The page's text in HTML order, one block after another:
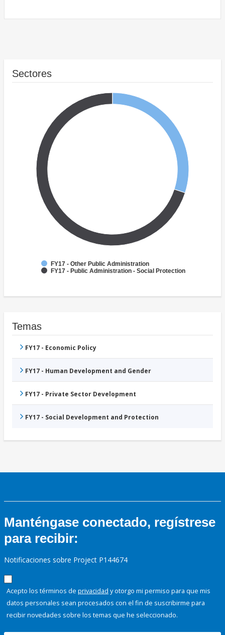
Sectores
FY17 - Other Public Administration
FY17 - Public Administration - Social Protection
Temas
FY17 - Economic Policy
FY17 - Human Development and Gender
FY17 - Private Sector Development
FY17 - Social Development and Protection
Manténgase conectado, regístrese
para recibir:
Notificaciones sobre Project P144674
Acepto los términos de privacidad y otorgo mi permiso para que mis
datos personales sean procesados con el fin de suscribirme para
recibir novedades sobre los temas que he seleccionado.